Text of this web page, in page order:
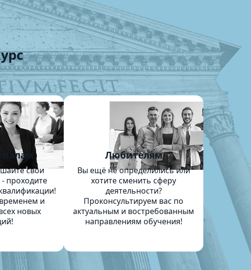
свои
проходите
и
новых
Любителям
Вы ещё не определились или
хотите сменить сферу
деятельности?
Проконсультируем вас по
актуальным и востребованным
направлениям обучения!